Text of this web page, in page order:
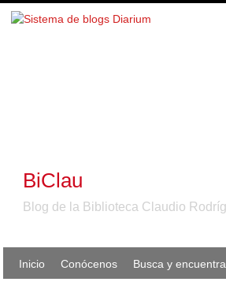
BiClau
Blog de la Biblioteca Claudio
Inicio Conócenos Busca y encuentra